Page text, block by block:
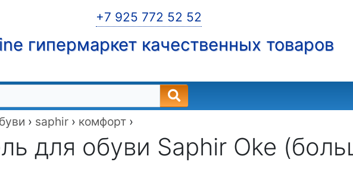
+7 925 772 52 52
гипермаркет качественных товаров
› saphir › комфорт ›
для обуви Saphir Oke